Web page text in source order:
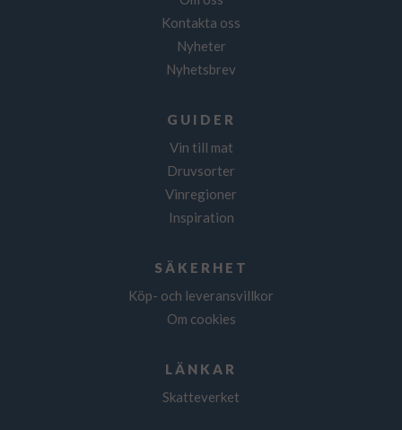
Kontakta oss
Nyheter
Nyhetsbrev
GUIDER
Vin till mat
Druvsorter
Vinregioner
Inspiration
SÄKERHET
Köp- och leveransvillkor
Om cookies
LÄNKAR
Skatteverket